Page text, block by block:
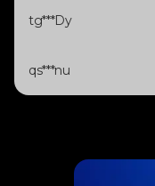
tg***Dy
qs***nu